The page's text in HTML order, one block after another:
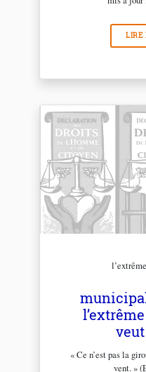
LIRE
« Ce n’est pas la
vent. »